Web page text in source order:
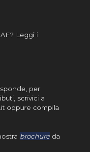
Leggi i
per
scrivici a
oppure compila
brochureda